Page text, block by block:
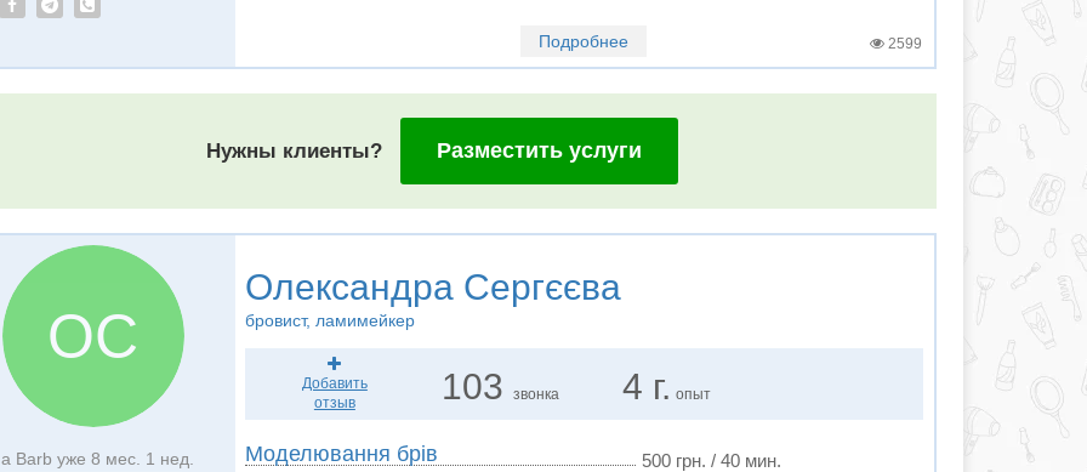
Подробнее 2599
Нужны клиенты? Разместить услуги
ОС
Barb уже 8 мес. 1 нед.
Олександра Сергєєва
бровист, ламимейкер
Добавить
отзыв
103звонка 4 г. опыт
Моделювання брів 500 грн. / 40 мин.